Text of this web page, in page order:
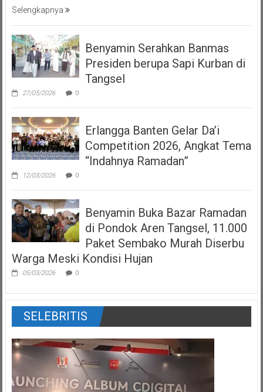
Selengkapnya
Benyamin Serahkan Banmas
Presiden berupa Sapi Kurban di
Tangsel
27/05/2026 0
Erlangga Banten Gelar Da’i
Competition 2026, Angkat Tema
“Indahnya Ramadan”
12/03/2026 0
Benyamin Buka Bazar Ramadan
di Pondok Aren Tangsel, 11.000
Paket Sembako Murah Diserbu
Warga Meski Kondisi Hujan
05/03/2026 0
SELEBRITIS